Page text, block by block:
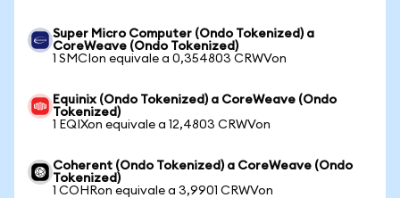
Super Micro Computer (Ondo Tokenized) a
CoreWeave (Ondo Tokenized)
1 SMCIon equivale a 0,354803 CRWVon
Equinix (Ondo Tokenized) a CoreWeave (Ondo
Tokenized)
1 EQIXon equivale a 12,4803 CRWVon
Coherent (Ondo Tokenized) a CoreWeave (Ondo
Tokenized)
1 COHRon equivale a 3,9901 CRWVon